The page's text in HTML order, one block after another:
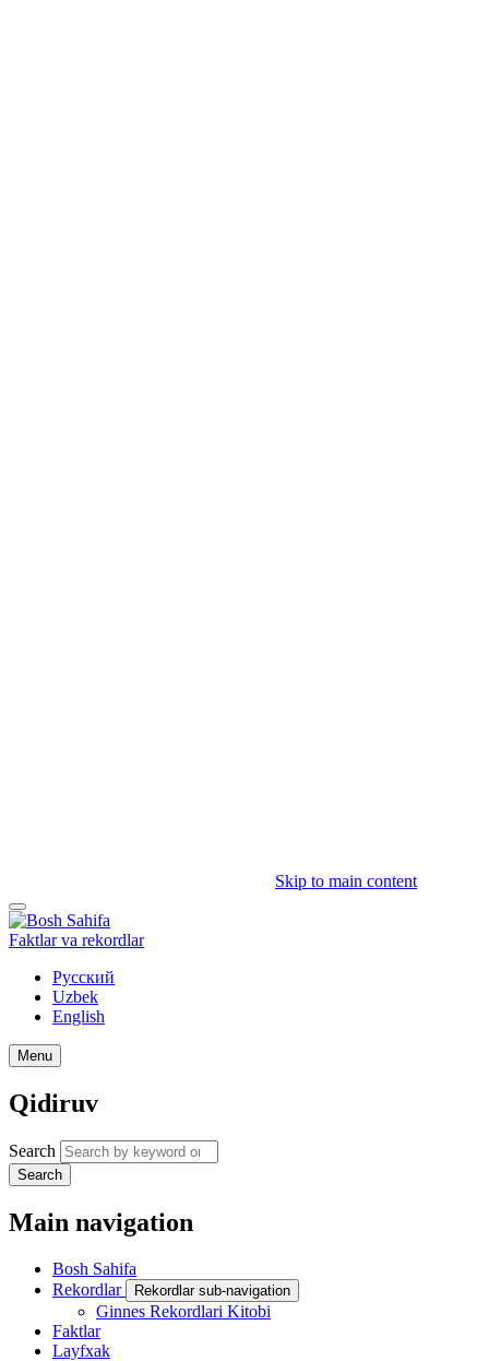
Skip to main content
Faktlar va rekordlar
Русский
Uzbek
English
Menu
Qidiruv
Search
Search
Main navigation
Bosh Sahifa
Rekordlar
Rekordlar sub-navigation
Ginnes Rekordlari Kitobi
Faktlar
Layfxak